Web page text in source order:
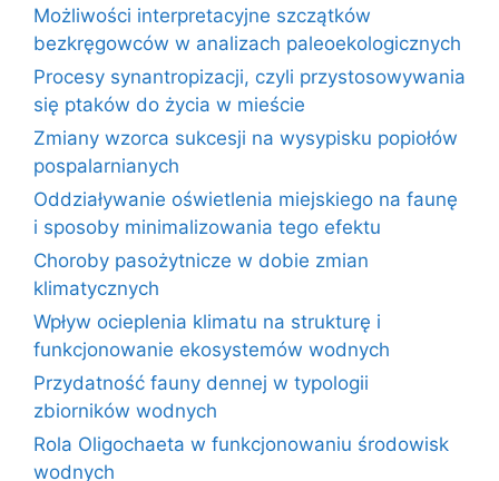
Możliwości interpretacyjne szczątków
bezkręgowców w analizach paleoekologicznych
Procesy synantropizacji, czyli przystosowywania
się ptaków do życia w mieście
Zmiany wzorca sukcesji na wysypisku popiołów
pospalarnianych
Oddziaływanie oświetlenia miejskiego na faunę
i sposoby minimalizowania tego efektu
Choroby pasożytnicze w dobie zmian
klimatycznych
Wpływ ocieplenia klimatu na strukturę i
funkcjonowanie ekosystemów wodnych
Przydatność fauny dennej w typologii
zbiorników wodnych
Rola Oligochaeta w funkcjonowaniu środowisk
wodnych